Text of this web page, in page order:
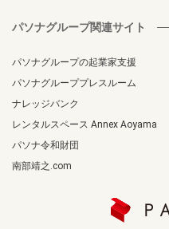
パソナグループ関連サイト
パソナグループの起業家支援
パソナグループプレスルーム
ナレッジバンク
レンタルスペース Annex Aoyama
パソナ令和財団
南部靖之.com